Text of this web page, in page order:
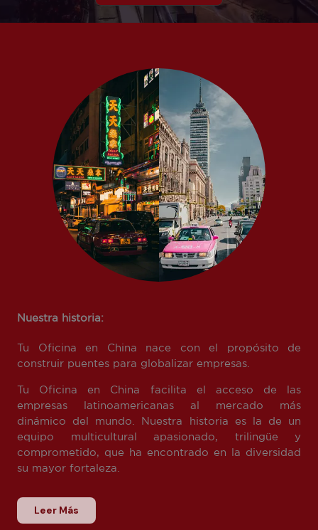
Nuestra historia:
Tu Oficina en China nace con el propósito de
construir puentes para globalizar empresas.
Tu Oficina en China facilita el acceso de las
empresas latinoamericanas al mercado más
dinámico del mundo. Nuestra historia es la de un
equipo multicultural apasionado, trilingüe y
comprometido, que ha encontrado en la diversidad
su mayor fortaleza.
Leer Más